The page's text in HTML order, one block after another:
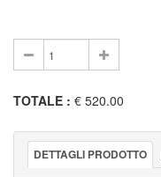
TOTALE : € 520.00
DETTAGLI PRODOTTO